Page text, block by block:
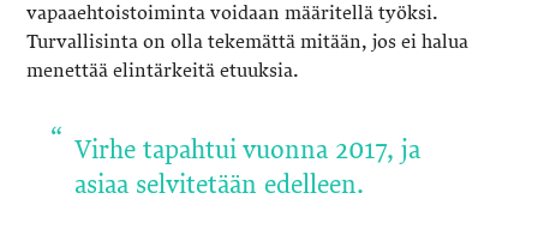
vapaaehtoistoiminta voidaan määritellä työksi.
Turvallisinta on olla tekemättä mitään, jos ei halua
menettää elintärkeitä etuuksia.
Virhe tapahtui vuonna 2017, ja
asiaa selvitetään edelleen.